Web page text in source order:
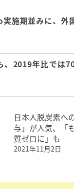
施期並みに、
、2019年比で
日本人脱炭素へ
与」が人気、「
質ゼロに」も
2021年11月2日